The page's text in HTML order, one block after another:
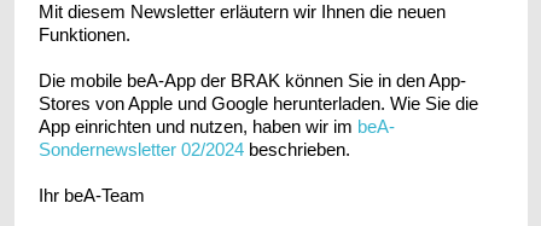
Mit diesem Newsletter erläutern wir Ihnen die neuen
Funktionen.
Die mobile beA-App der BRAK können Sie in den App-
Stores von Apple und Google herunterladen. Wie Sie die
App einrichten und nutzen, haben wir im beA-
Sondernewsletter 02/2024beschrieben.
Ihr beA-Team